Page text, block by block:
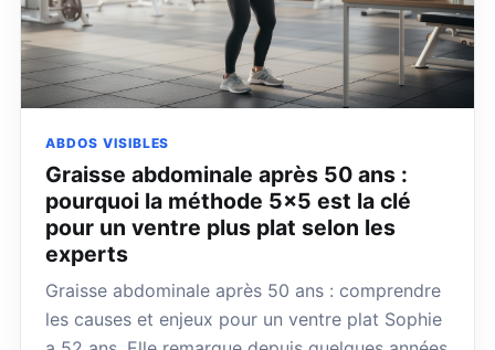
ABDOS VISIBLES
Graisse abdominale après 50 ans :
pourquoi la méthode 5×5 est la clé
pour un ventre plus plat selon les
experts
Graisse abdominale après 50 ans : comprendre
les causes et enjeux pour un ventre plat Sophie